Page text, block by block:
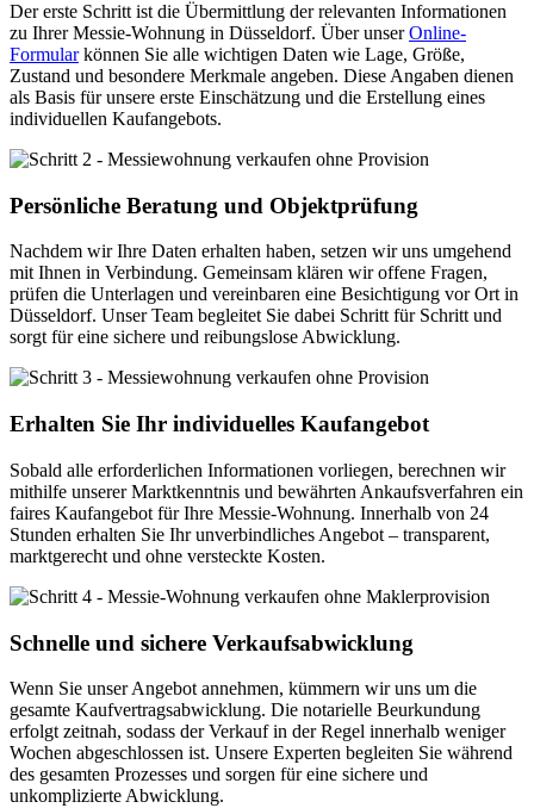
Der erste Schritt ist die Übermittlung der relevanten Informationen
zu Ihrer Messie-Wohnung in Düsseldorf. Über unserOnline-
Formularkönnen Sie alle wichtigen Daten wie Lage, Größe,
Zustand und besondere Merkmale angeben. Diese Angaben dienen
als Basis für unsere erste Einschätzung und die Erstellung eines
individuellen Kaufangebots.
Persönliche Beratung und Objektprüfung
Nachdem wir Ihre Daten erhalten haben, setzen wir uns umgehend
mit Ihnen in Verbindung. Gemeinsam klären wir offene Fragen,
prüfen die Unterlagen und vereinbaren eine Besichtigung vor Ort in
Düsseldorf. Unser Team begleitet Sie dabei Schritt für Schritt und
sorgt für eine sichere und reibungslose Abwicklung.
Erhalten Sie Ihr individuelles Kaufangebot
Sobald alle erforderlichen Informationen vorliegen, berechnen wir
mithilfe unserer Marktkenntnis und bewährten Ankaufsverfahren ein
faires Kaufangebot für Ihre Messie-Wohnung. Innerhalb von 24
Stunden erhalten Sie Ihr unverbindliches Angebot – transparent,
marktgerecht und ohne versteckte Kosten.
Schnelle und sichere Verkaufsabwicklung
Wenn Sie unser Angebot annehmen, kümmern wir uns um die
gesamte Kaufvertragsabwicklung. Die notarielle Beurkundung
erfolgt zeitnah, sodass der Verkauf in der Regel innerhalb weniger
Wochen abgeschlossen ist. Unsere Experten begleiten Sie während
des gesamten Prozesses und sorgen für eine sichere und
unkomplizierte Abwicklung.